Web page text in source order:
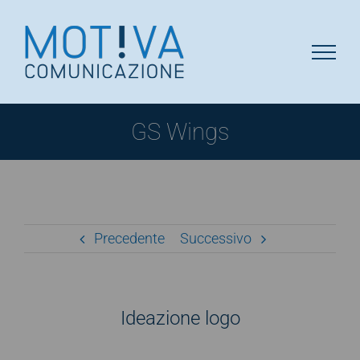
contenuto
GS Wings
Precedente Successivo
Ideazione logo